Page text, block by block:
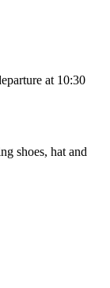
at 10:30
shoes, hat and